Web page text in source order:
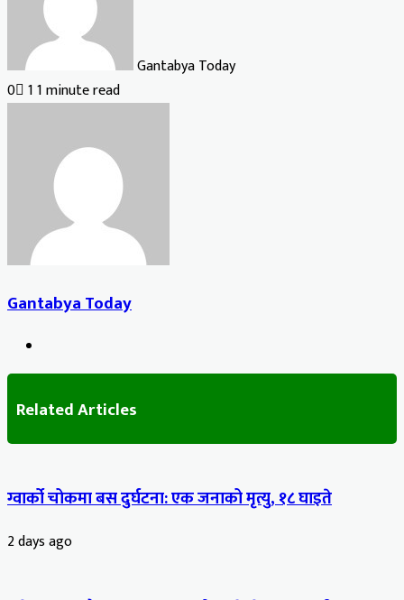
Gantabya Today
0 11 minute read
Gantabya Today
Related Articles
ग्वार्को चोकमा बस दुर्घटना: एक जनाको मृत्यु, १८ घाइते
2 days ago